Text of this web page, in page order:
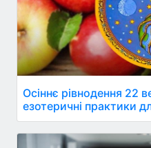
Осіннє рівнодення 22
езотеричні практики